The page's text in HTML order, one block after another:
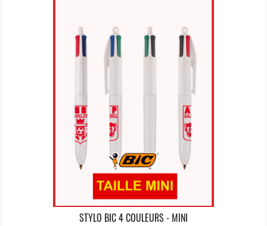
STYLO BIC 4 COULEURS - MINI